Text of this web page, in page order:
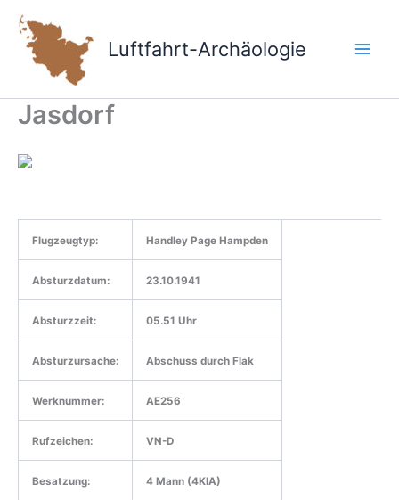
Inhalt
springen
Luftfahrt-Archäologie
Jasdorf
Flugzeugtyp: Handley Page Hampden
Absturzdatum: 23.10.1941
Absturzzeit: 05.51 Uhr
Absturzursache: Abschuss durch Flak
Werknummer: AE256
Rufzeichen: VN-D
Besatzung: 4 Mann (4KIA)